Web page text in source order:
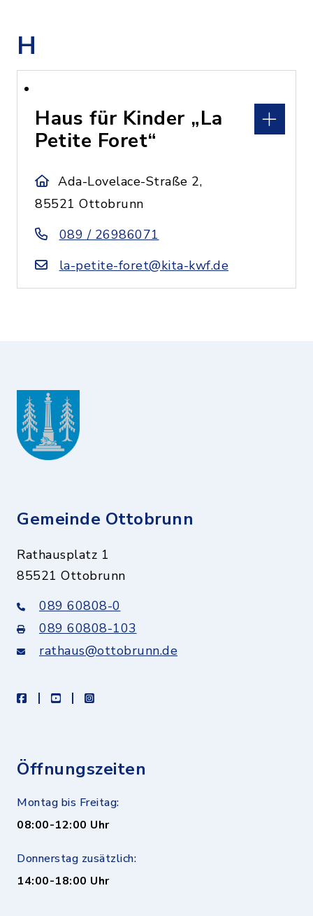
H
Haus für Kinder „La
Petite Foret“
Ada-Lovelace-Straße 2,
85521 Ottobrunn
089 / 26986071
la-petite-foret@kita-kwf.de
Gemeinde Ottobrunn
Rathausplatz 1
85521 Ottobrunn
089 60808-0
089 60808-103
rathaus@ottobrunn.de
facebookyoutubeinstagram
Öffnungszeiten
Montag bis Freitag:
08:00-12:00 Uhr
Donnerstag zusätzlich:
14:00-18:00 Uhr